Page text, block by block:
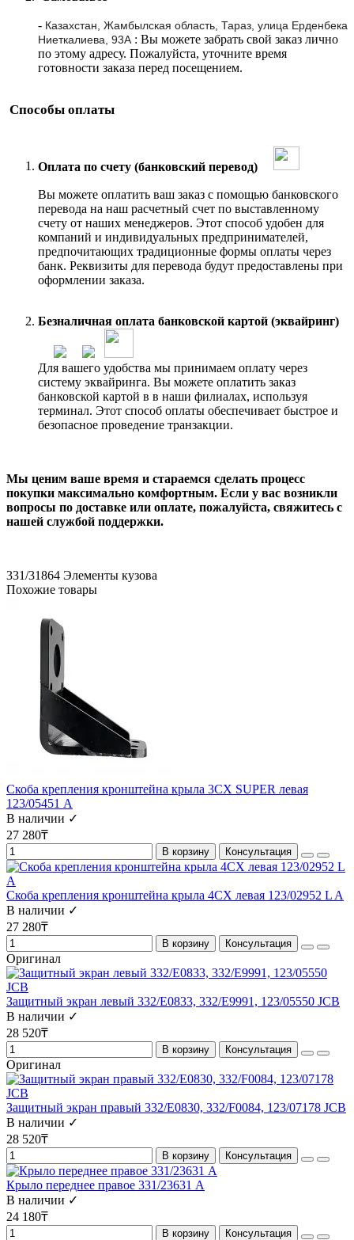
- Казахстан, Жамбылская область, Тараз, улица Ерденбека
Ниеткалиева, 93А : Вы можете забрать свой заказ лично
по этому адресу. Пожалуйста, уточните время
готовности заказа перед посещением.
Способы оплаты
Оплата по счету (банковский перевод)
Вы можете оплатить ваш заказ с помощью банковского
перевода на наш расчетный счет по выставленному
счету от наших менеджеров. Этот способ удобен для
компаний и индивидуальных предпринимателей,
предпочитающих традиционные формы оплаты через
банк. Реквизиты для перевода будут предоставлены при
оформлении заказа.
Безналичная оплата банковской картой (эквайринг)
Для вашего удобства мы принимаем оплату через
систему эквайринга. Вы можете оплатить заказ
банковской картой в в наши филиалах, используя
терминал. Этот способ оплаты обеспечивает быстрое и
безопасное проведение транзакции.
Мы ценим ваше время и стараемся сделать процесс
покупки максимально комфортным. Если у вас возникли
вопросы по доставке или оплате, пожалуйста, свяжитесь с
нашей службой поддержки.
331/31864 Элементы кузова
Похожие товары
Скоба крепления кронштейна крыла 3СХ SUPER левая
123/05451 A
В наличии ✓
27 280₸
В корзину Консультация
Скоба крепления кронштейна крыла 4СХ левая 123/02952 L A
В наличии ✓
27 280₸
В корзину Консультация
Оригинал
Защитный экран левый 332/E0833, 332/E9991, 123/05550 JCB
В наличии ✓
28 520₸
В корзину Консультация
Оригинал
Защитный экран правый 332/E0830, 332/F0084, 123/07178 JCB
В наличии ✓
28 520₸
В корзину Консультация
Крыло переднее правое 331/23631 A
В наличии ✓
24 180₸
В корзину Консультация